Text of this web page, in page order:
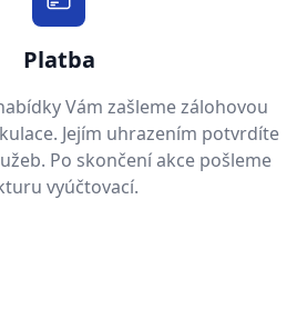
Platba
Vám zašleme zálohovou
Jejím uhrazením potvrdíte
Po skončení akce pošleme
vyúčtovací.